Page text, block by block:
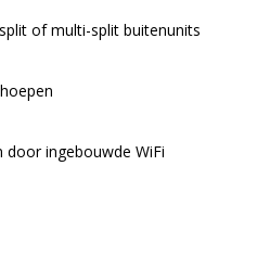
of multi-split buitenunits
ingebouwde WiFi